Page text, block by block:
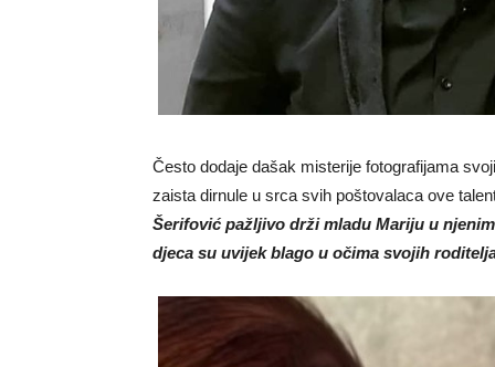
Često dodaje dašak misterije fotografijama
zaista dirnule u srca svih poštovalaca ove
Šerifović pažljivo drži mladu Mariju u
djeca su uvijek blago u očima svojih